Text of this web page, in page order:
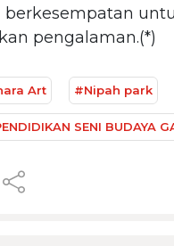
berkesempatan
pengalaman.(*)
Art #Nipah park
SENI BUDAYA